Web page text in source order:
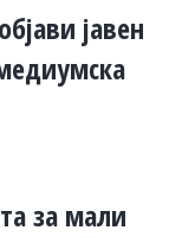
јавен
за мали